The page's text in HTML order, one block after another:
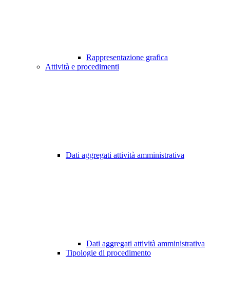
Rappresentazione grafica
Attività e procedimenti
Dati aggregati attività amministrativa
Dati aggregati attività amministrativa
Tipologie di procedimento